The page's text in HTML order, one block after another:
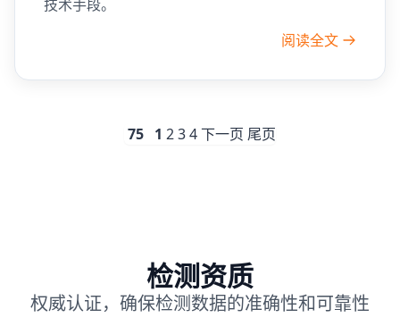
技术手段。
阅读全文
75 1 234下一页 尾页
检测资质
权威认证，确保检测数据的准确性和可靠性